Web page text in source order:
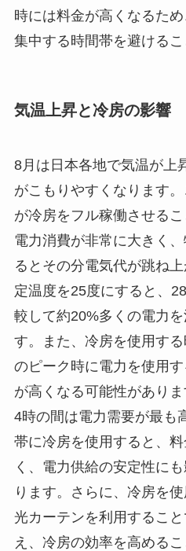
時には料金が高くなるた
集中する時間帯を避けるこ
気温上昇と冷房の影響
8月は日本各地で気温が上
がこもりやすくなります
が冷房をフル稼働させる
電力消費が非常に大きく
るとその分電気代が跳ね
定温度を25度にすると、
較して約20%多くの電力
す。また、冷房を使用す
のピーク時に電力を使用
が高くなる可能性があり
4時の間は電力需要が最も
帯に冷房を使用すると、
く、電力供給の安定性に
ります。さらに、冷房を
光カーテンを利用するこ
え、冷房の効率を高める